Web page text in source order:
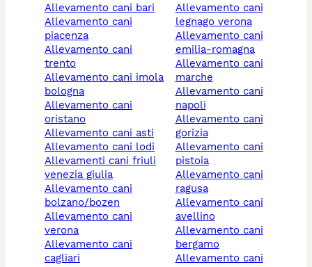
allevamento cani bari
allevamento cani
piacenza
allevamento cani
trento
allevamento cani imola
bologna
allevamento cani
oristano
allevamento cani asti
allevamento cani lodi
allevamenti cani friuli
venezia giulia
allevamento cani
bolzano/bozen
allevamento cani
verona
allevamento cani
cagliari
allevamento cani
legnago verona
allevamento cani
emilia-romagna
allevamento cani
marche
allevamento cani
napoli
allevamento cani
gorizia
allevamento cani
pistoia
allevamento cani
ragusa
allevamento cani
avellino
allevamento cani
bergamo
allevamento cani